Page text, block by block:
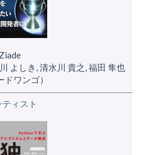
よしき, 清水川 貴之, 福田 隼也
ワンゴ）
ィスト